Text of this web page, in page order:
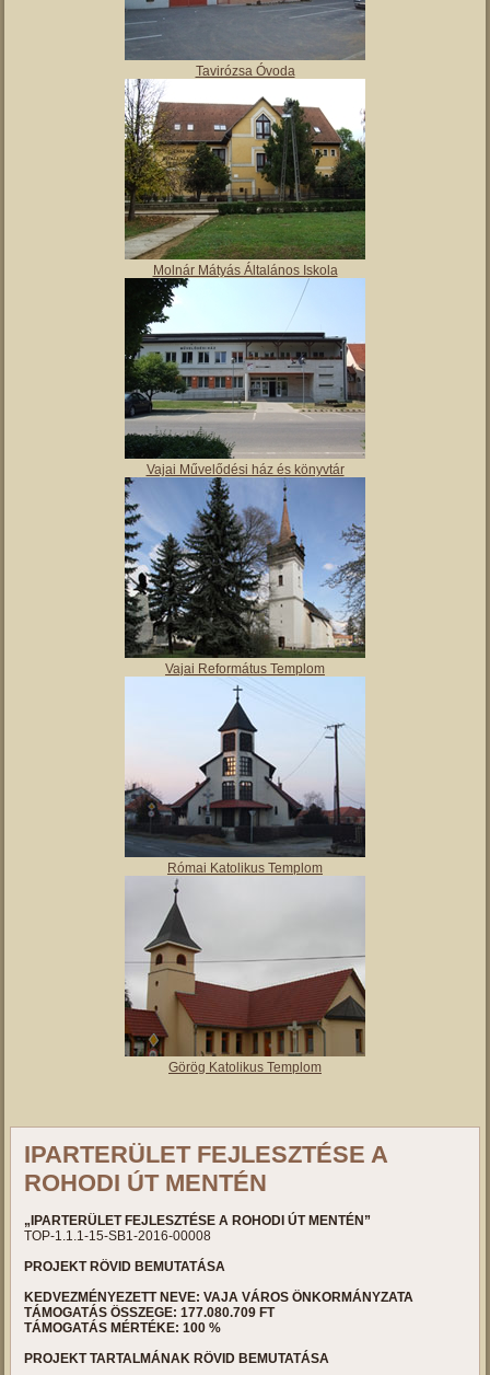
Tulipán Bölcsőde
Tavirózsa Óvoda
Molnár Mátyás Általános Iskola
Vajai Művelődési ház és könyvtár
Vajai Református Templom